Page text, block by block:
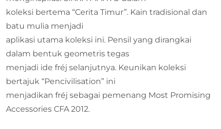
koleksi bertema “Cerita Timur”. Kain tradisional dan
batu mulia menjadi
aplikasi utama koleksi ini. Pensil yang dirangkai
dalam bentuk geometris tegas
menjadi ide fréj selanjutnya. Keunikan koleksi
bertajuk “Pencivilisation” ini
menjadikan fréj sebagai pemenang Most Promising
Accessories CFA 2012.